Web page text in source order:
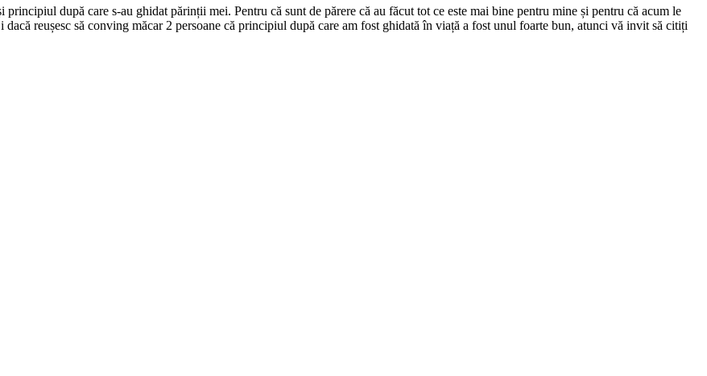
după care s-au ghidat părinții mei. Pentru că sunt de părere că au făcut tot ce este mai bine pentru mine și pentru că acum le
dacă reușesc să conving măcar 2 persoane că principiul după care am fost ghidată în viață a fost unul foarte bun, atunci vă invit să citiți